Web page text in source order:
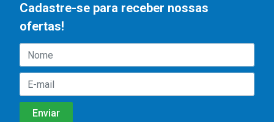
Cadastre-se para receber nossas
ofertas!